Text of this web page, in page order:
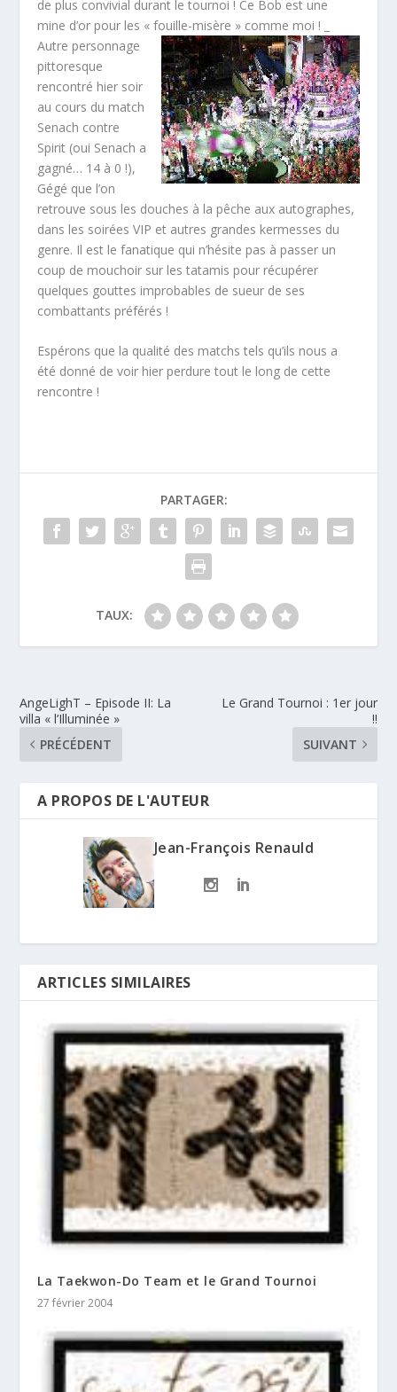
de plus convivial durant le tournoi ! Ce Bob est une
mine d’or pour les « fouille-misère » comme moi !
Autre personnage
pittoresque
rencontré hier soir
au cours du match
Senach contre
Spirit (oui Senach a
gagné… 14 à 0 !),
Gégé que l’on
retrouve sous les douches à la pêche aux autographes,
dans les soirées VIP et autres grandes kermesses du
genre. Il est le fanatique qui n’hésite pas à passer un
coup de mouchoir sur les tatamis pour récupérer
quelques gouttes improbables de sueur de ses
combattants préférés !
Espérons que la qualité des matchs tels qu’ils nous a
été donné de voir hier perdure tout le long de cette
rencontre !
PARTAGER:
TAUX:
AngeLighT – Episode II: La
villa « l’Illuminée »
PRÉCÉDENT
Le Grand Tournoi : 1er jour
!!
SUIVANT
A PROPOS DE L'AUTEUR
Jean-François Renauld
ARTICLES SIMILAIRES
La Taekwon-Do Team et le Grand Tournoi
27 février 2004